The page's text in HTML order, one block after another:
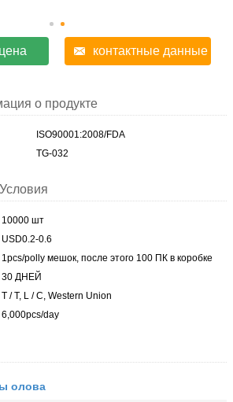
контактные данные
о продукте
ISO90001:2008/FDA
TG-032
10000 шт
USD0.2-0.6
1pcs/polly мешок, после этого 100 ПК в коробке
30 ДНЕЙ
T / T, L / C, Western Union
6,000pcs/day
олова